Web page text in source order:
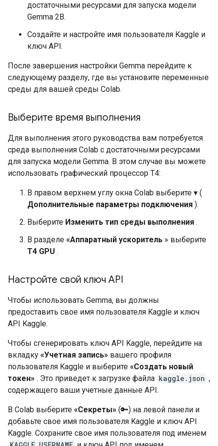
достаточными ресурсами для запуска модели
Gemma 2B.
Создайте и настройте имя пользователя Kaggle и
ключ API.
После завершения настройки Gemma перейдите к
следующему разделу, где вы установите переменные
среды для вашей среды Colab.
Выберите время выполнения
Для выполнения этого руководства вам потребуется
среда выполнения Colab с достаточными ресурсами
для запуска модели Gemma. В этом случае вы можете
использовать графический процессор T4:
В правом верхнем углу окна Colab выберите ▾ (
Дополнительные параметры подключения ).
Выберите Изменить тип среды выполнения .
В разделе «Аппаратный ускоритель » выберите
T4 GPU .
Настройте свой ключ API
Чтобы использовать Gemma, вы должны
предоставить свое имя пользователя Kaggle и ключ
API Kaggle.
Чтобы сгенерировать ключ API Kaggle, перейдите на
вкладку «Учетная запись» вашего профиля
пользователя Kaggle и выберите «Создать новый
токен» . Это приведет к загрузке файла kaggle.json ,
содержащего ваши учетные данные API.
В Colab выберите «Секреты» (🔑) на левой панели и
добавьте свое имя пользователя Kaggle и ключ API
Kaggle. Сохраните свое имя пользователя под именем